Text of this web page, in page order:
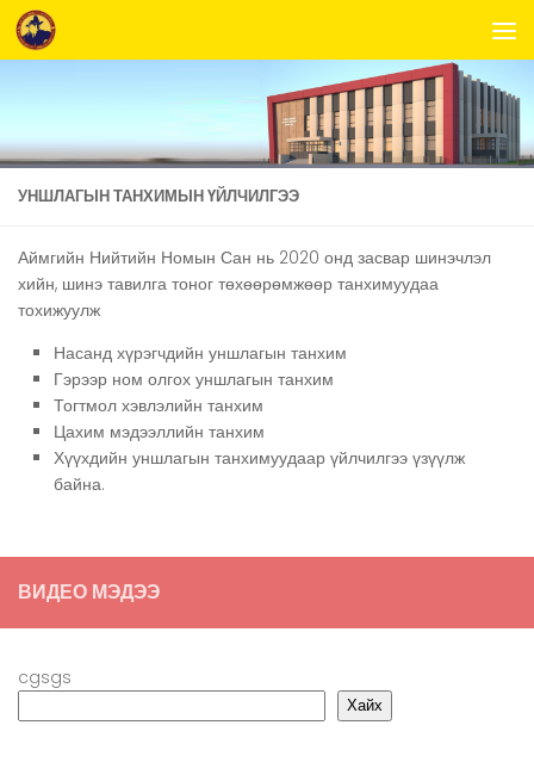
Skip to content
УНШЛАГЫН ТАНХИМЫН ҮЙЛЧИЛГЭЭ
Аймгийн Нийтийн Номын Сан нь 2020 онд засвар шинэчлэл
хийн, шинэ тавилга тоног төхөөрөмжөөр танхимуудаа
тохижуулж
Насанд хүрэгчдийн уншлагын танхим
Гэрээр ном олгох уншлагын танхим
Тогтмол хэвлэлийн танхим
Цахим мэдээллийн танхим
Хүүхдийн уншлагын танхимуудаар үйлчилгээ үзүүлж
байна.
ВИДЕО МЭДЭЭ
cgsgs
Хайх